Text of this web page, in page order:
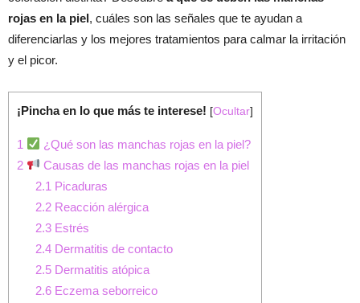
rojas en la piel, cuáles son las señales que te ayudan a
diferenciarlas y los mejores tratamientos para calmar la irritación
y el picor.
¡Pincha en lo que más te interese! [Ocultar]
1
¿Qué son las manchas rojas en la piel?
2
Causas de las manchas rojas en la piel
2.1 Picaduras
2.2Reacción alérgica
2.3Estrés
2.4Dermatitis de contacto
2.5Dermatitis atópica
2.6Eczema seborreico